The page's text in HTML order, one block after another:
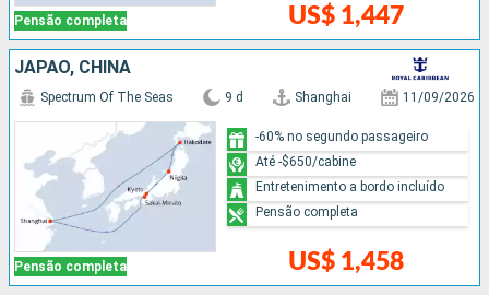
Pensão completa US$ 1,447
JAPÃO, CHINA
Pensão completa
Spectrum Of The Seas 9 d Shanghai 11/09/2026
US$ 1,458
-60% no segundo passageiro
Até -$650/cabine
Entretenimento a bordo incluído
Pensão completa